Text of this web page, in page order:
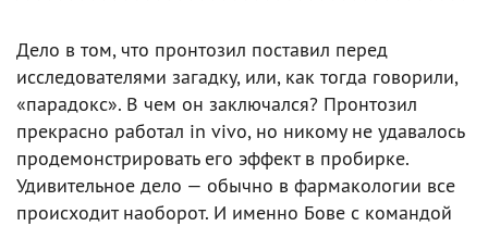
Дело в том, что пронтозил поставил перед
исследователями загадку, или, как тогда говорили,
«парадокс». В чем он заключался? Пронтозил
прекрасно работал in vivo, но никому не удавалось
продемонстрировать его эффект в пробирке.
Удивительное дело — обычно в фармакологии все
происходит наоборот. И именно Бове с командой